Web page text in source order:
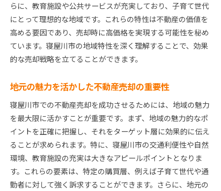
競合物件に勝つための差別化ポイント
プロモーション活動の重要性と実践例
交渉術で売却価格を最大化する方法
高値売却を目指すための寝屋川市特有の戦略
地域密着型のマーケティング手法
地元不動産業者との協力体制の築き方
市のサポートを活用した売却支援策
地域のイベントを活用した売却プロモーション
地元コミュニティとの連携による信頼構築
地域の魅力を活かす寝屋川不動産売却の具体的アプ
ローチ
らに、教育施設や公共サービスが充実しており、子育て世代
にとって理想的な地域です。これらの特性は不動産の価値を
高める要因であり、売却時に高価格を実現する可能性を秘め
ています。寝屋川市の地域特性を深く理解することで、効果
的な売却戦略を立てることができます。
地元の魅力を活かした不動産売却の重要性
寝屋川市での不動産売却を成功させるためには、地域の魅力
を最大限に活かすことが重要です。まず、地域の魅力的なポ
イントを正確に把握し、それをターゲット層に効果的に伝え
ることが求められます。特に、寝屋川市の交通利便性や自然
環境、教育施設の充実は大きなアピールポイントとなりま
す。これらの要素は、特定の購買層、例えば子育て世代や通
勤者に対して強く訴求することができます。さらに、地元の